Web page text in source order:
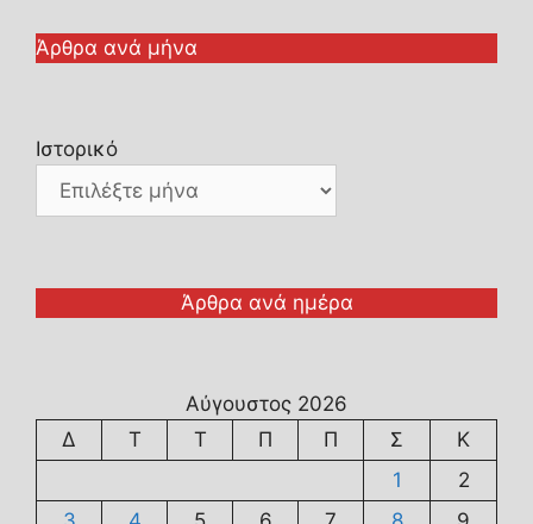
Άρθρα ανά μήνα
Ιστορικό
Άρθρα ανά ημέρα
Αύγουστος 2026
Δ
Τ Τ Π Π Σ
Κ
1
2